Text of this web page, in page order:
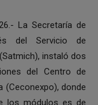
La Secretaría de
del Servicio de
instaló dos
del Centro de
(Ceconexpo), donde
los módulos es de